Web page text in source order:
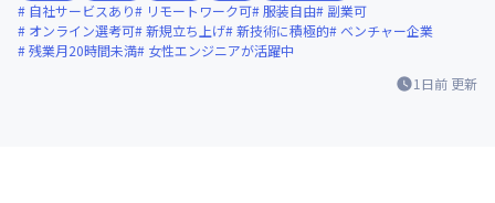
1日前 更新
自社サービスあり
リモートワーク可 服装自由
副業可
オンライン選考可 新規立ち上げ 新技術に積極的
ベンチャー企業
残業月20時間未満
女性エンジニアが活躍中